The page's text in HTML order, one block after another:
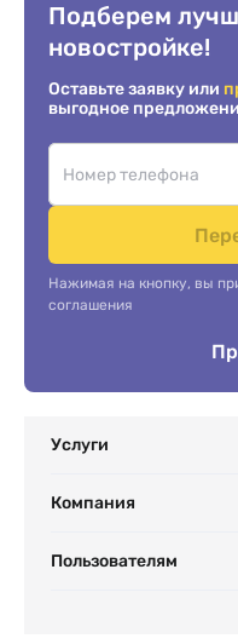
Подберем
новостройке!
Оставьте заявку или
выгодное
Нажимая на кнопку, вы
соглашения
Услуги
Компания
Пользователям